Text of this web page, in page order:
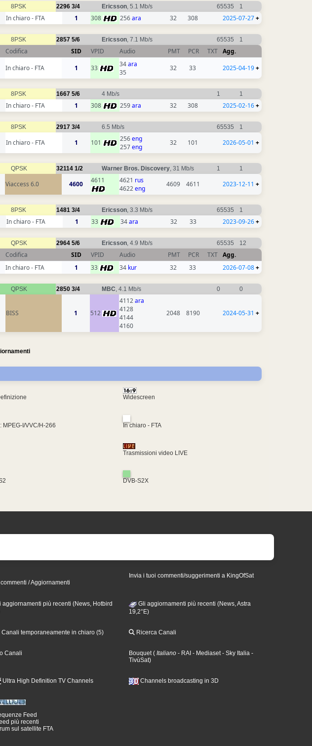
8PSK 2296 3/4 Ericsson , 5.1 Mb/s 65535 1
In chiaro - FTA 1 308 256ara 32 308 2025-07-27+
8PSK 2857 5/6 Ericsson , 7.1 Mb/s 65535 1
Codifica SID VPID Audio PMT PCR TXT Agg.
In chiaro - FTA 1 33 34ara
35
32 33 2025-04-19+
8PSK 1667 5/6 4 Mb/s 1 1
In chiaro - FTA 1 308 259ara 32 308 2025-02-16+
8PSK 2917 3/4 6.5 Mb/s 65535 1
In chiaro - FTA 1 101 256eng
257eng
32 101 2026-05-01 +
QPSK 32114 1/2 Warner Bros. Discovery , 31 Mb/s 1 1
Viaccess 6.0 4600 4611 4621 rus
4622eng
4609 4611 2023-12-11 +
8PSK 1481 3/4 Ericsson , 3.3 Mb/s 65535 1
In chiaro - FTA 1 33 34ara 32 33 2023-09-26+
QPSK 2964 5/6 Ericsson , 4.9 Mb/s 65535 12
Codifica SID VPID Audio PMT PCR TXT Agg.
In chiaro - FTA 1 33 34 kur 32 33 2026-07-08+
QPSK 2850 3/4 MBC , 4.1 Mb/s 0 0
BISS 1 512
4112ara
4128
4144
4160
2048 8190 2024-05-31 +
Widescreen
MPEG-I/VVC/H-266 In chiaro - FTA
Trasmissioni video LIVE
DVB-S2X
/ Aggiornamenti
Invia i tuoi commenti/suggerimenti a KingOfSat
aggiornamenti più recenti (News, Hotbird
Gli aggiornamenti più recenti (News, Astra
19,2°E)
Canali temporaneamente in chiaro (5) Ricerca Canali
Canali Bouquet( Italiano - RAI - Mediaset- Sky Italia -
TivùSat)
Ultra High Definition TV Channels Channels broadcasting in 3D
Feed
più recenti
sul satellite FTA